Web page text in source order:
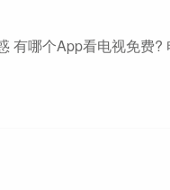
有哪个App看电视免费